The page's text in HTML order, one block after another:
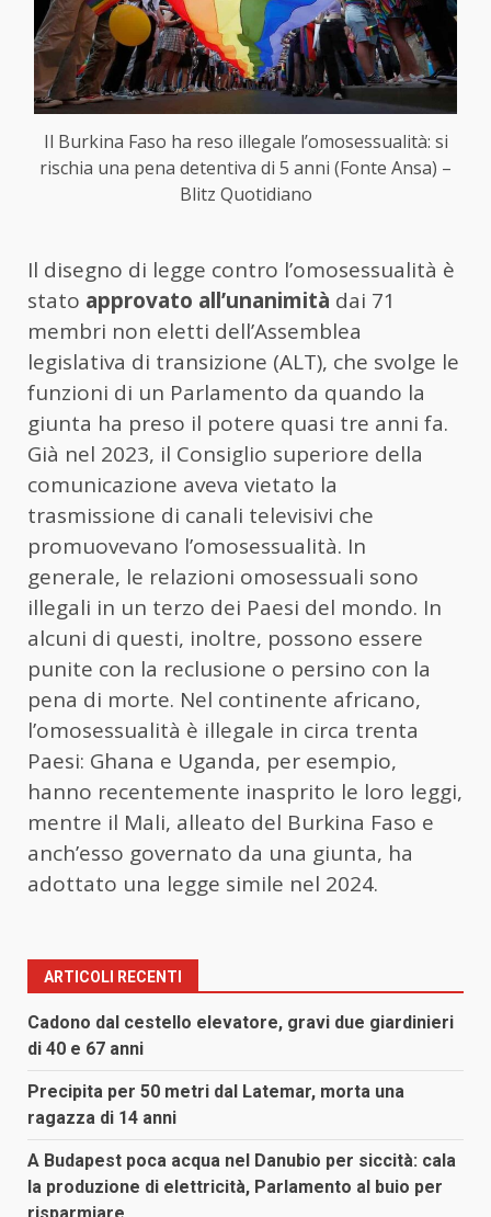
Il Burkina Faso ha reso illegale l’omosessualità: si
rischia una pena detentiva di 5 anni (Fonte Ansa) –
Blitz Quotidiano
Il disegno di legge contro l’omosessualità è
stato approvato all’unanimità dai 71
membri non eletti dell’Assemblea
legislativa di transizione (ALT), che svolge le
funzioni di un Parlamento da quando la
giunta ha preso il potere quasi tre anni fa.
Già nel 2023, il Consiglio superiore della
comunicazione aveva vietato la
trasmissione di canali televisivi che
promuovevano l’omosessualità. In
generale, le relazioni omosessuali sono
illegali in un terzo dei Paesi del mondo. In
alcuni di questi, inoltre, possono essere
punite con la reclusione o persino con la
pena di morte. Nel continente africano,
l’omosessualità è illegale in circa trenta
Paesi: Ghana e Uganda, per esempio,
hanno recentemente inasprito le loro leggi,
mentre il Mali, alleato del Burkina Faso e
anch’esso governato da una giunta, ha
adottato una legge simile nel 2024.
ARTICOLI RECENTI
Cadono dal cestello elevatore, gravi due giardinieri
di 40 e 67 anni
Precipita per 50 metri dal Latemar, morta una
ragazza di 14 anni
A Budapest poca acqua nel Danubio per siccità: cala
la produzione di elettricità, Parlamento al buio per
risparmiare